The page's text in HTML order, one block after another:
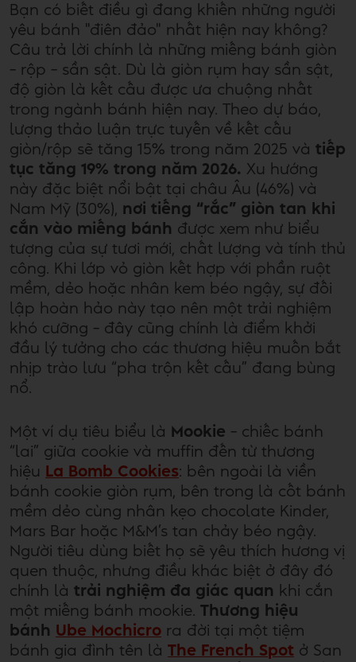
Bạn có biết điều gì đang khiến những người
yêu bánh "điên đảo" nhất hiện nay không?
Câu trả lời chính là những miếng bánh giòn
– rộp – sần sật. Dù là giòn rụm hay sần sật,
độ giòn là kết cấu được ưa chuộng nhất
trong ngành bánh hiện nay. Theo dự báo,
lượng thảo luận trực tuyến về kết cấu
giòn/rộp sẽ tăng 15% trong năm 2025 và tiếp
tục tăng 19% trong năm 2026. Xu hướng
này đặc biệt nổi bật tại châu Âu (46%) và
Nam Mỹ (30%), nơi tiếng “rắc” giòn tan khi
cắn vào miếng bánh được xem như biểu
tượng của sự tươi mới, chất lượng và tính thủ
công. Khi lớp vỏ giòn kết hợp với phần ruột
mềm, dẻo hoặc nhân kem béo ngậy, sự đối
lập hoàn hảo này tạo nên một trải nghiệm
khó cưỡng – đây cũng chính là điểm khởi
đầu lý tưởng cho các thương hiệu muốn bắt
nhịp trào lưu “pha trộn kết cấu” đang bùng
nổ.
Một ví dụ tiêu biểu là Mookie – chiếc bánh
“lai” giữa cookie và muffin đến từ thương
hiệu
La Bomb Cookies: bên ngoài là viền
bánh cookie giòn rụm, bên trong là cốt bánh
mềm dẻo cùng nhân kẹo chocolate Kinder,
Mars Bar hoặc M&M’s tan chảy béo ngậy.
Người tiêu dùng biết họ sẽ yêu thích hương vị
quen thuộc, nhưng điều khác biệt ở đây đó
chính là trải nghiệm đa giác quan
khi cắn
một miếng bánh mookie. Thương hiệu
bánh Ube Mochicro ra đời tại một tiệm
bánh gia đình tên là The French Spot ở San